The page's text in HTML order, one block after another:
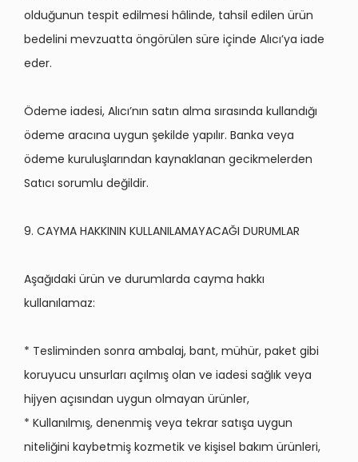
olduğunun tespit edilmesi hâlinde, tahsil edilen ürün
bedelini mevzuatta öngörülen süre içinde Alıcı’ya iade
eder.
Ödeme iadesi, Alıcı’nın satın alma sırasında kullandığı
ödeme aracına uygun şekilde yapılır. Banka veya
ödeme kuruluşlarından kaynaklanan gecikmelerden
Satıcı sorumlu değildir.
9. CAYMA HAKKININ KULLANILAMAYACAĞI DURUMLAR
Aşağıdaki ürün ve durumlarda cayma hakkı
kullanılamaz:
* Tesliminden sonra ambalaj, bant, mühür, paket gibi
koruyucu unsurları açılmış olan ve iadesi sağlık veya
hijyen açısından uygun olmayan ürünler,
* Kullanılmış, denenmiş veya tekrar satışa uygun
niteliğini kaybetmiş kozmetik ve kişisel bakım ürünleri,